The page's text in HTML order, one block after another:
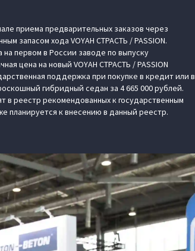
приема предварительных заказов через
запасом хода VOYAH СТРАСТЬ / PASSION.
первом в России заводе по выпуску
цена на новый VOYAH СТРАСТЬ / PASSION
поддержка при покупке в кредит или в
гибридный седан за 4 665 000 рублей.
в реестр рекомендованных к государственным
планируется к внесению в данный реестр.